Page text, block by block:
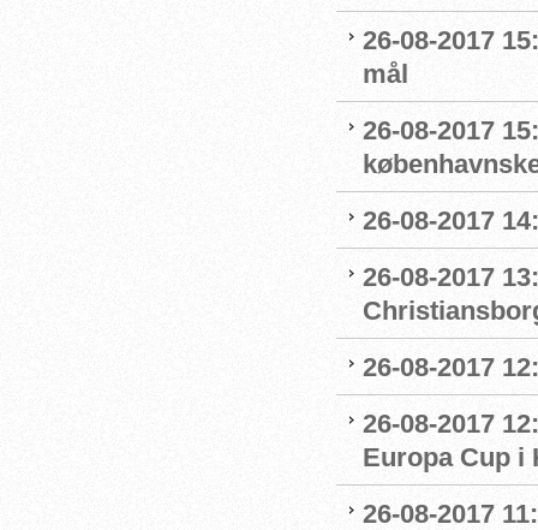
26-08-2017
mål
26-08-2017
26-08-2017
26-08-2017
26-08-2017
26-08-2017
Europa Cup i
26-08-2017